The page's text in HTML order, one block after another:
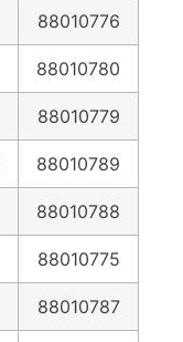
88010776
88010780
88010779
88010789
88010788
88010775
88010787